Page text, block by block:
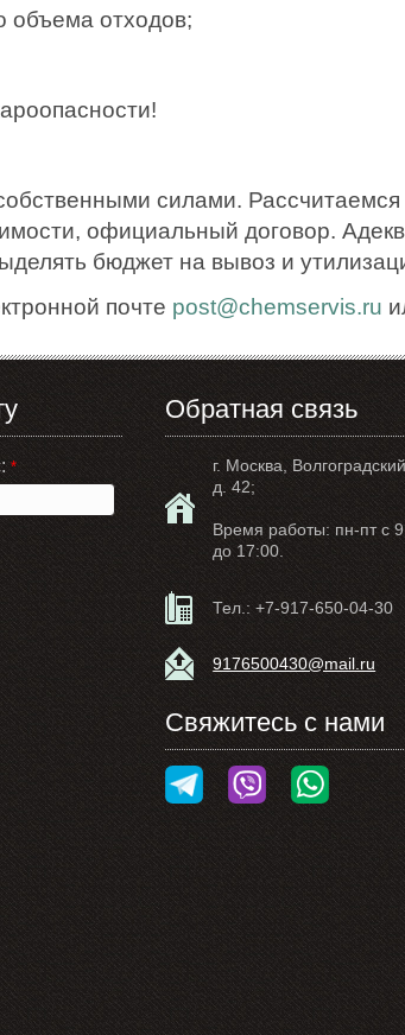
объема отходов;
силами.
официальный договор.
бюджет на вывоз и
почте post@chemservis.ru
*
Обратная связь
г. Москва,
д. 42;
Время работы: пн-пт с
до 17:00.
Тел.:+7-917-650-04-30
9176500430@mail.ru
Свяжитесь с нами